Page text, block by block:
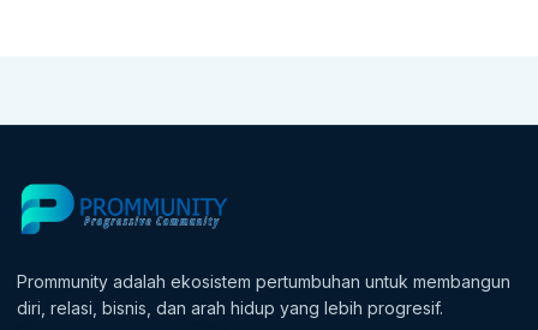
Prommunity adalah ekosistem pertumbuhan untuk membangun
diri, relasi, bisnis, dan arah hidup yang lebih progresif.